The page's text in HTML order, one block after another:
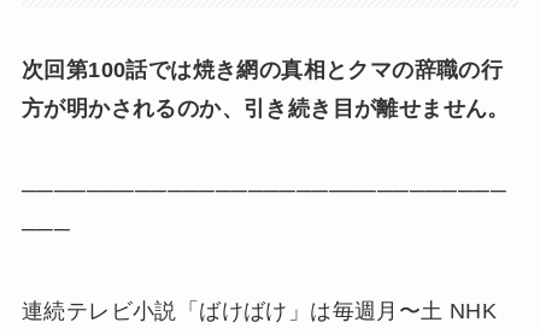
次回第100話では焼き網の真相とクマの辞職の行
方が明かされるのか、引き続き目が離せません。
──────────────────────────────
───
連続テレビ小説「ばけばけ」は毎週月〜土 NHK